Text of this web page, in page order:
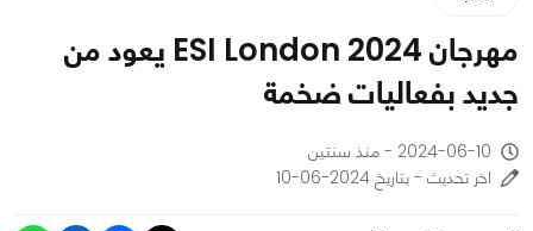
مهرجان ESI London 2024 يعود من
جديد بفعاليات ضخمة
2024-06-10 - منذ سنتين
اخر تحديث - بتاريخ 2024-06-10